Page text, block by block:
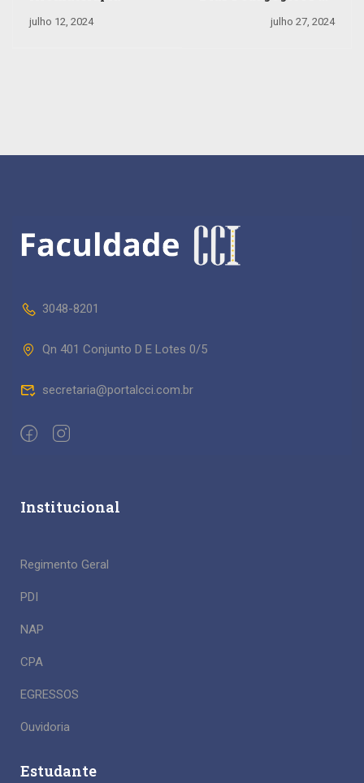
julho 12, 2024
Faculdade e Cursos
julho 27, 2024
3048-8201
Qn 401 Conjunto D E Lotes 0/5
secretaria@portalcci.com.br
Institucional
Regimento Geral
PDI
NAP
CPA
EGRESSOS
Ouvidoria
Estudante